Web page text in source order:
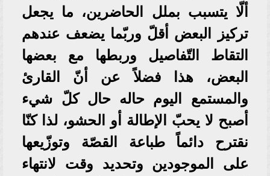
ألّا يتسبب بملل الحاضرين، ما يجعل
تركيز البعض أقلّ وربّما يضعف عندهم
التقاط التّفاصيل وربطها مع بعضها
البعض، هذا فضلاً عن أنّ القارئ
والمستمع اليوم حاله حال كلّ شيء
أصبح لا يحبّ الإطالة أو الحشو، لذا كنّا
نقترح دائماً طباعة القصّة وتوزّيعها
على الموجودين وتحديد وقت لانتهاء